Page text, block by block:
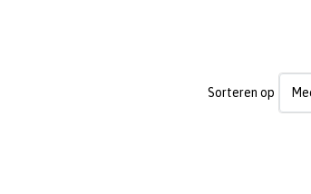
Sorteren op